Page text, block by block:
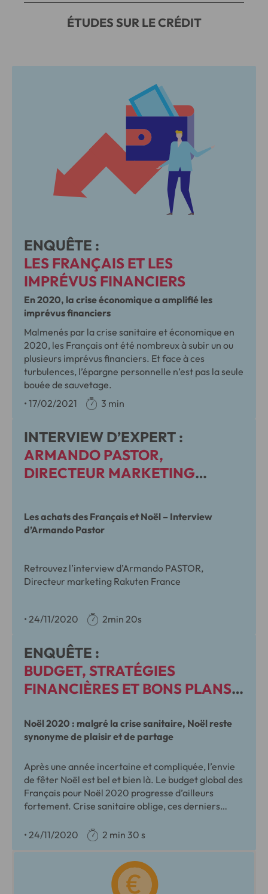
ÉTUDES SUR LE CRÉDIT
ENQUÊTE :
LES FRANÇAIS ET LES
IMPRÉVUS FINANCIERS
En 2020, la crise économique a amplifié les
imprévus financiers
Malmenés par la crise sanitaire et économique en
2020, les Français ont été nombreux à subir un ou
plusieurs imprévus financiers. Et face à ces
turbulences, l’épargne personnelle n’est pas la seule
bouée de sauvetage.
• 17/02/2021 3 min
INTERVIEW D’EXPERT :
ARMANDO PASTOR,
DIRECTEUR MARKETING
Les achats des Français et Noël – Interview
d’Armando Pastor
Retrouvez l’interview d’Armando PASTOR,
Directeur marketing Rakuten France
• 24/11/2020 2min 20s
ENQUÊTE :
BUDGET, STRATÉGIES
FINANCIÈRES ET BONS PLANS
Noël 2020 : malgré la crise sanitaire, Noël reste
synonyme de plaisir et de partage
Après une année incertaine et compliquée, l’envie
de fêter Noël est bel et bien là. Le budget global des
Français pour Noël 2020 progresse d’ailleurs
fortement. Crise sanitaire oblige, ces derniers
optimiser leurs dépenses.
• 24/11/2020 2 min 30 s